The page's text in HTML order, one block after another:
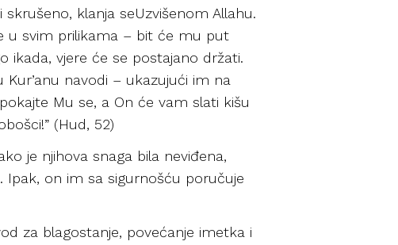
klanja seUzvišenom Allahu.
u svim prilikama – bit će mu put
ikada, vjere će se postajano držati.
navodi – ukazujući im na
Mu se, a On će vam slati kišu
(Hud, 52)
je njihova snaga bila neviđena,
Ipak, on im sa sigurnošću poručuje
za blagostanje, povećanje imetka i